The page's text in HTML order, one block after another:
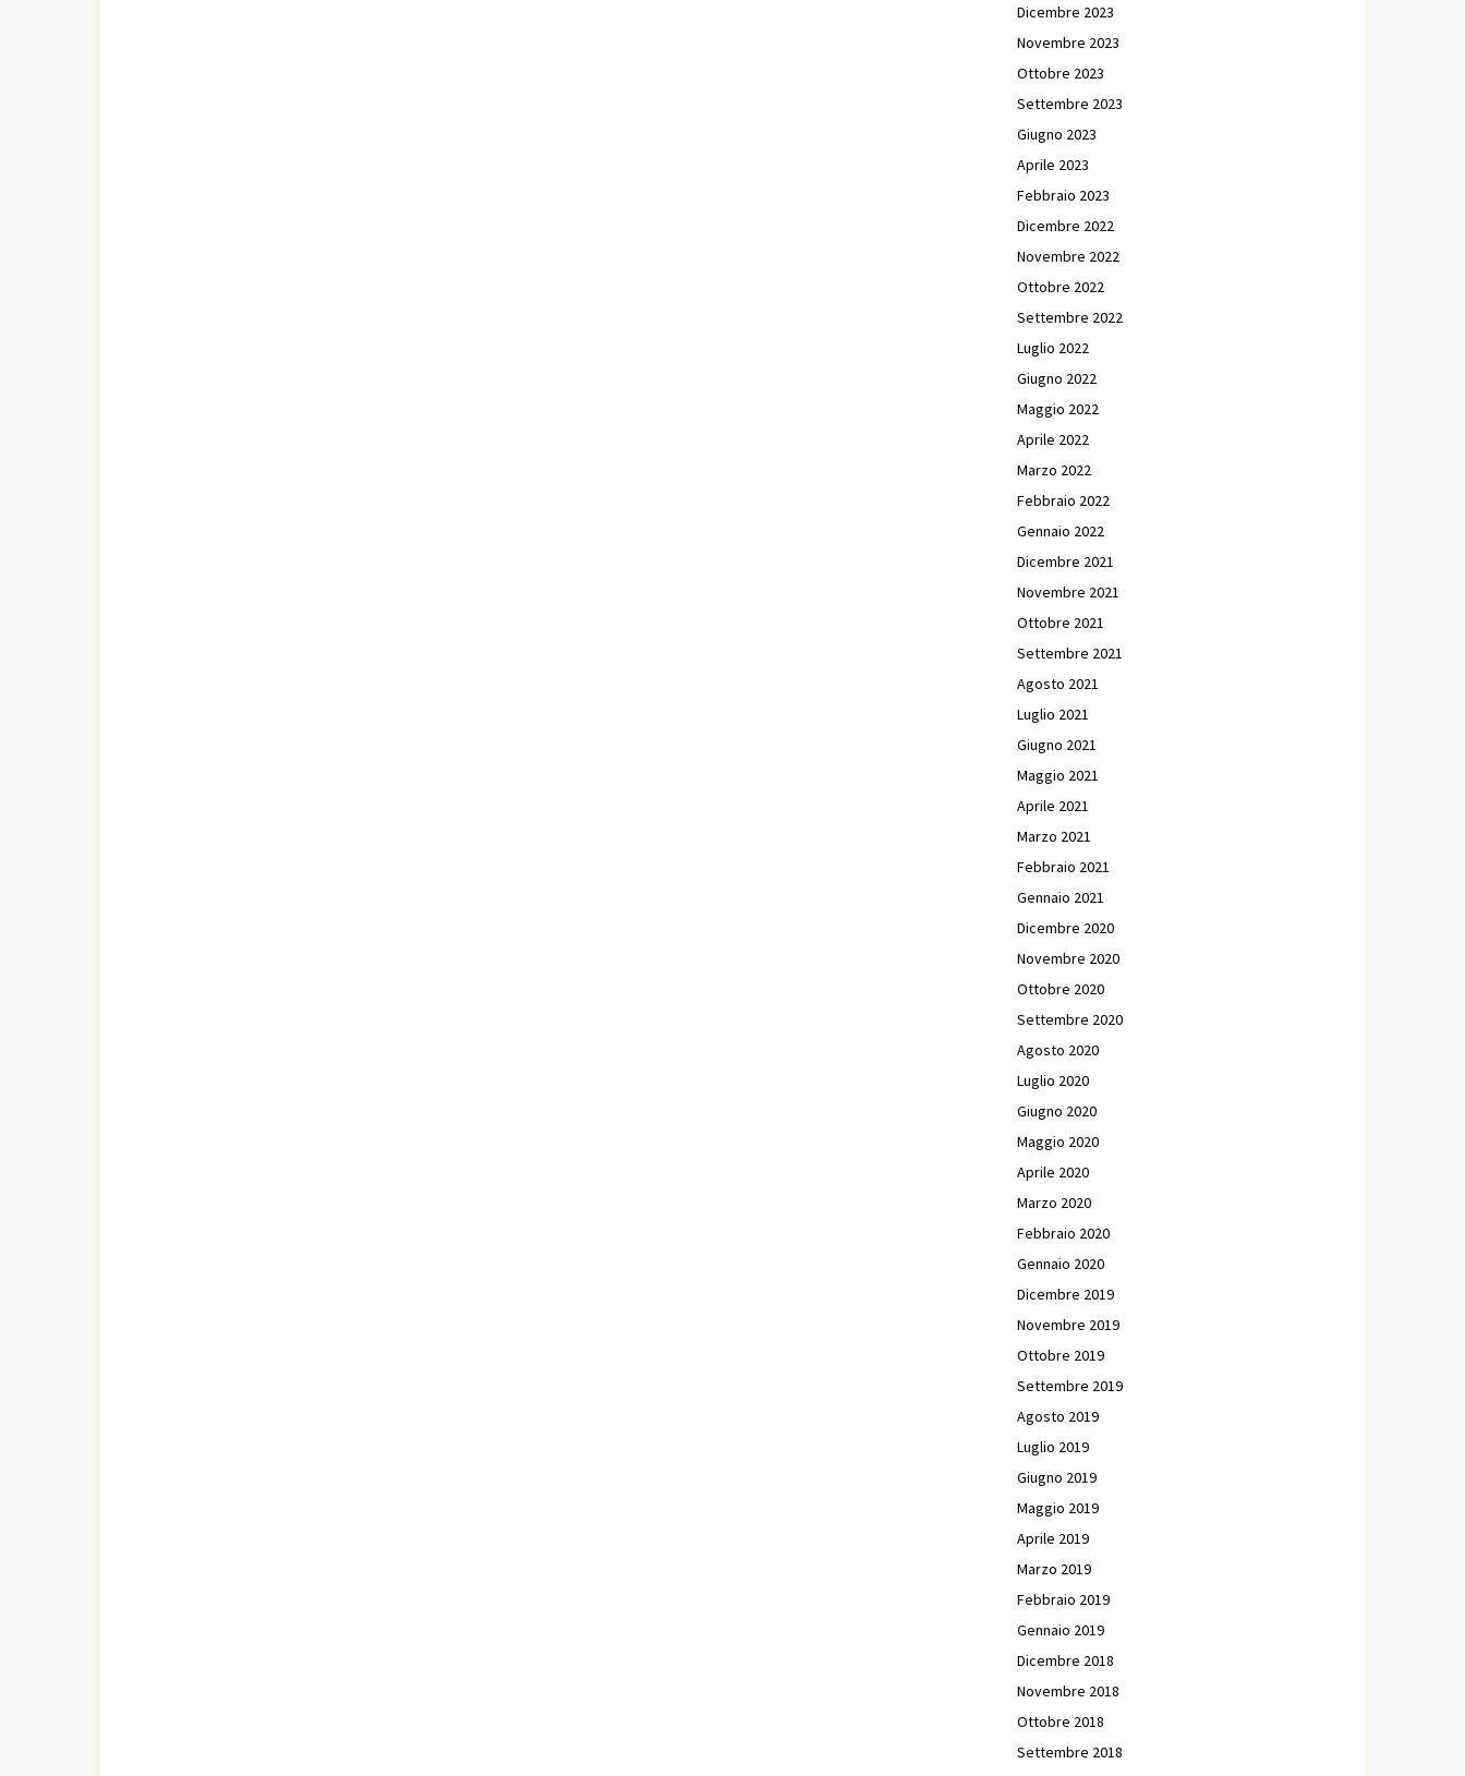
Dicembre 2023
Novembre 2023
Ottobre 2023
Settembre 2023
Giugno 2023
Aprile 2023
Febbraio 2023
Dicembre 2022
Novembre 2022
Ottobre 2022
Settembre 2022
Luglio 2022
Giugno 2022
Maggio 2022
Aprile 2022
Marzo 2022
Febbraio 2022
Gennaio 2022
Dicembre 2021
Novembre 2021
Ottobre 2021
Settembre 2021
Agosto 2021
Luglio 2021
Giugno 2021
Maggio 2021
Aprile 2021
Marzo 2021
Febbraio 2021
Gennaio 2021
Dicembre 2020
Novembre 2020
Ottobre 2020
Settembre 2020
Agosto 2020
Luglio 2020
Giugno 2020
Maggio 2020
Aprile 2020
Marzo 2020
Febbraio 2020
Gennaio 2020
Dicembre 2019
Novembre 2019
Ottobre 2019
Settembre 2019
Agosto 2019
Luglio 2019
Giugno 2019
Maggio 2019
Aprile 2019
Marzo 2019
Febbraio 2019
Gennaio 2019
Dicembre 2018
Novembre 2018
Ottobre 2018
Settembre 2018